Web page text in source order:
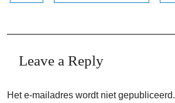
Leave a Reply
Het e-mailadres wordt niet gepubliceerd.